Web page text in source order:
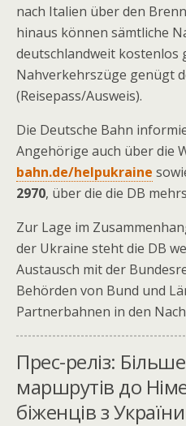
nach Italien über den
hinaus können sämtliche
deutschlandweit kostenlos
Nahverkehrszüge genügt
(Reisepass/Ausweis).
Die Deutsche Bahn
Angehörige auch über die
bahn.de/helpukraine
2970, über die die DB
Zur Lage im
der Ukraine steht die DB
Austausch mit der
Behörden von Bund und
Partnerbahnen in den
Прес-реліз:
маршрутів до
біженців з України